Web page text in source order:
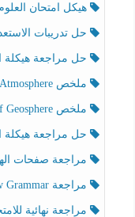
هيكل امتحان العلوم
حل تدريبات الاستعداد
حل مراجعة هيكلة امتحان
ملخص Effect of Atmosphere حسب الهيكل الوزاري العلوم المتكاملة الصف الخامس انسبير الفصل الثالث
ملخص Effect of Geosphere حسب الهيكل الوزاري العلوم المتكاملة الصف الخامس انسبير الفصل الثالث
حل مراجعة هيكلة امتحان
مراجعة صفحات الهيكل
مراجعة Review Grammar حسب الهيكل اللغة الإنجليزية الصف الخامس الفصل الثالث
مراجعة نهائية للامتحان